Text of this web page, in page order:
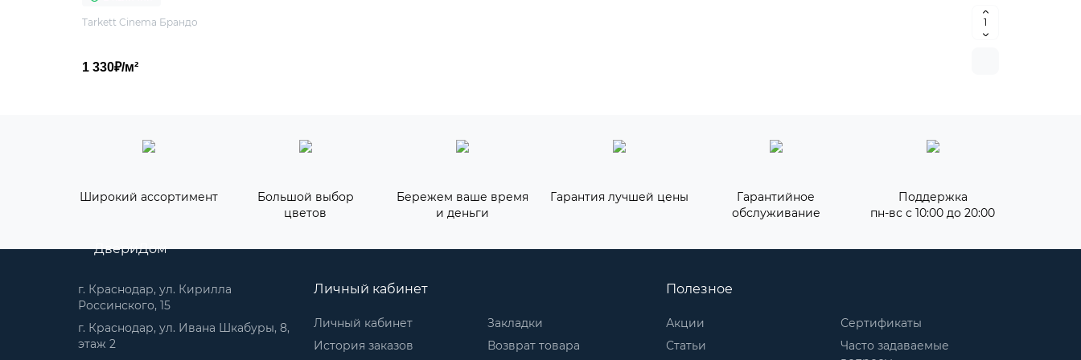
Tarkett Cinema Брандо
1 330₽/м²
Широкий ассортимент
Большой выбор
цветов
Бережем ваше время
и деньги
Гарантия лучшей цены
Гарантийное
обслуживание
Поддержка
пн-вс с 10:00 до 20:00
ДвериДом
г. Краснодар, ул. Кирилла
Россинского, 15
г. Краснодар, ул. Ивана Шкабуры, 8,
этаж 2
Личный кабинет
Личный кабинет
История заказов
Закладки
Возврат товара
Полезное
Акции
Статьи
Сертификаты
Часто задаваемые